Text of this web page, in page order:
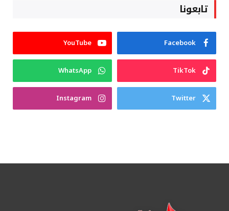
تابعونا
Facebook
YouTube
TikTok
WhatsApp
Twitter
Instagram